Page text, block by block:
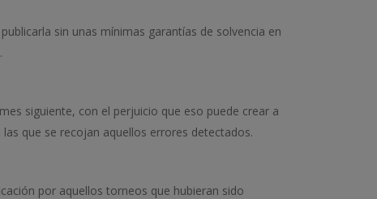
sin unas mínimas garantías de solvencia en
siguiente, con el perjuicio que eso puede crear a
que se recojan aquellos errores detectados.
por aquellos torneos que hubieran sido